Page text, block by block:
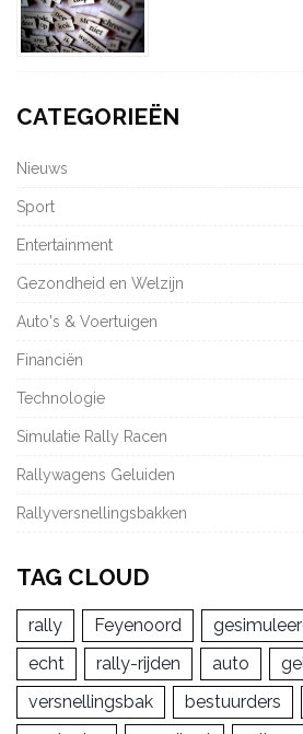
CATEGORIEËN
Nieuws
Sport
Entertainment
Gezondheid en Welzijn
Auto's & Voertuigen
Financiën
Technologie
Simulatie Rally Racen
Rallywagens Geluiden
Rallyversnellingsbakken
TAG CLOUD
rally Feyenoord
echt
rally-rijden auto
versnellingsbak
bestuurders